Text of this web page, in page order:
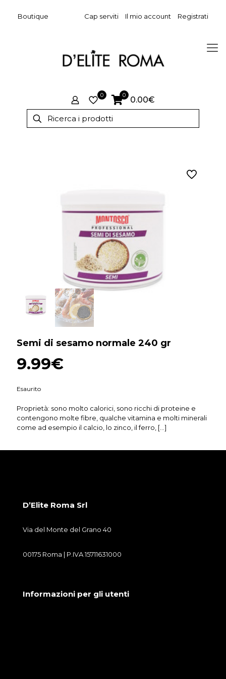
Boutique Cap serviti Il mio account Registrati
0 0 0.00€
Semi di sesamo normale 240 gr
9.99€
Esaurito
Proprietà: sono molto calorici, sono ricchi di proteine e
contengono molte fibre, qualche vitamina e molti minerali
come ad esempio il calcio, lo zinco, il ferro, […]
D’Elite Roma Srl
Via del Monte del Grano 40
00175 Roma | P.IVA 15711631000
Informazioni per gli utenti